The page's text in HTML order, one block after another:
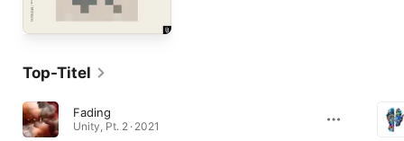
Top-Titel
Fading
Unity, Pt. 2 · 2021